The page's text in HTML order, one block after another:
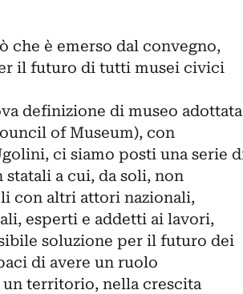
che è emerso dal convegno,
il futuro di tutti musei civici
definizione di museo adottata
of Museum), con
ci siamo posti una serie
a cui, da soli, non
con altri attori nazionali,
esperti e addetti ai lavori,
soluzione per il futuro dei
di avere un ruolo
un territorio, nella crescita